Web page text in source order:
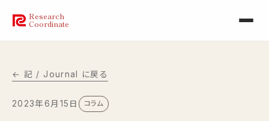
Research
Coordinate
← 記 / Journal に戻る
2023年6月15日 コラム